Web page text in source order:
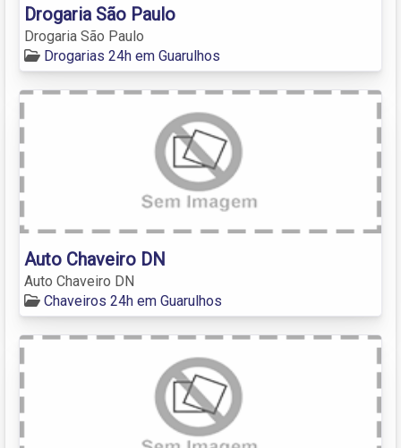
Drogaria São Paulo
Drogaria São Paulo
Drogarias 24h em Guarulhos
Auto Chaveiro DN
Auto Chaveiro DN
Chaveiros 24h em Guarulhos